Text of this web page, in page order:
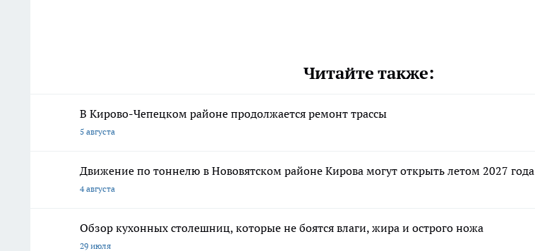
Читайте также:
В Кирово-Чепецком районе продолжается ремонт трассы
5 августа
Движение по тоннелю в Нововятском районе Кирова могут открыть летом 2027 года
4 августа
Обзор кухонных столешниц, которые не боятся влаги, жира и острого ножа
29 июля